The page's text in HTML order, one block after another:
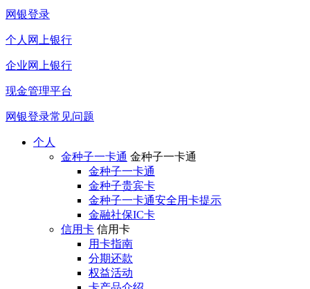
网银登录
个人网上银行
企业网上银行
现金管理平台
网银登录常见问题
个人
金种子一卡通 金种子一卡通
金种子一卡通
金种子贵宾卡
金种子一卡通安全用卡提示
金融社保IC卡
信用卡 信用卡
用卡指南
分期还款
权益活动